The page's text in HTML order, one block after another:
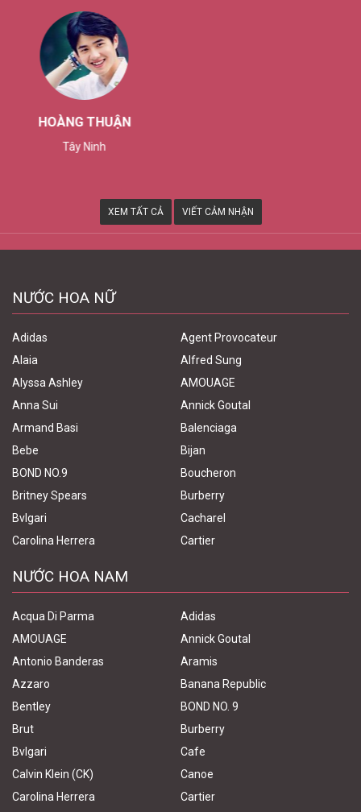
XEM TẤT CẢ VIẾT CẢM NHẬN
NƯỚC HOA NỮ
Adidas
Agent Provocateur
Alaia
Alfred Sung
Alyssa Ashley
AMOUAGE
Anna Sui
Annick Goutal
Armand Basi
Balenciaga
Bebe
Bijan
BOND NO.9
Boucheron
Britney Spears
Burberry
Bvlgari
Cacharel
Carolina Herrera
Cartier
NƯỚC HOA NAM
Acqua Di Parma
Adidas
AMOUAGE
Annick Goutal
Antonio Banderas
Aramis
Azzaro
Banana Republic
Bentley
BOND NO. 9
Brut
Burberry
Bvlgari
Cafe
Calvin Klein (CK)
Canoe
Carolina Herrera
Cartier